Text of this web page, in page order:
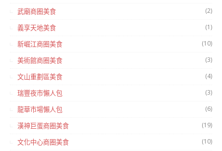
武廟商圈美食 (2)
義享天地美食 (1)
新崛江商圈美食 (10)
美術館商圈美食 (3)
文山重劃區美食 (4)
瑞豐夜市懶人包 (3)
龍華市場懶人包 (6)
漢神巨蛋商圈美食 (19)
文化中心商圈美食 (10)